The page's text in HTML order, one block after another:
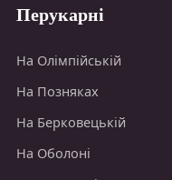
Перукарні
На Олімпійській
На Позняках
На Берковецькій
На Оболоні